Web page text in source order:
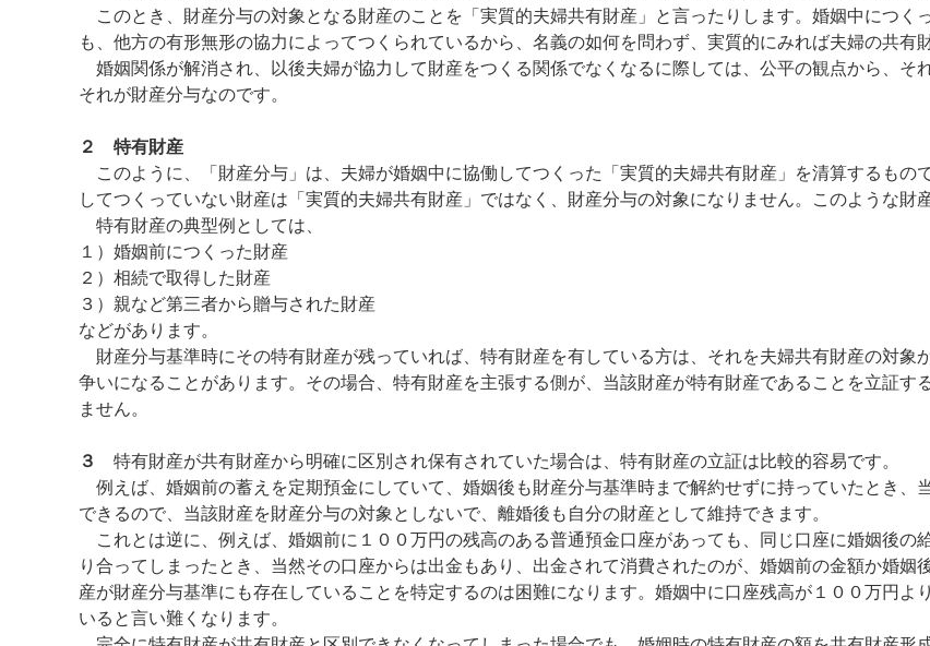
このとき、財産分与の対象となる財産のことを「実質的夫婦共有財産」と言ったりします。婚姻中につく
も、他方の有形無形の協力によってつくられているから、名義の如何を問わず、実質的にみれば夫婦の共有
婚姻関係が解消され、以後夫婦が協力して財産をつくる関係でなくなるに際しては、公平の観点から、そ
それが財産分与なのです。
２ 特有財産
このように、「財産分与」は、夫婦が婚姻中に協働してつくった「実質的夫婦共有財産」を清算するもの
してつくっていない財産は「実質的夫婦共有財産」ではなく、財産分与の対象になりません。このような財
特有財産の典型例としては、
１）婚姻前につくった財産
２）相続で取得した財産
３）親など第三者から贈与された財産
などがあります。
財産分与基準時にその特有財産が残っていれば、特有財産を有している方は、それを夫婦共有財産の対象
争いになることがあります。その場合、特有財産を主張する側が、当該財産が特有財産であることを立証
ません。
３
特有財産が共有財産から明確に区別され保有されていた場合は、特有財産の立証は比較的容易です。
例えば、婚姻前の蓄えを定期預金にしていて、婚姻後も財産分与基準時まで解約せずに持っていたとき、
できるので、当該財産を財産分与の対象としないで、離婚後も自分の財産として維持できます。
これとは逆に、例えば、婚姻前に１００万円の残高のある普通預金口座があっても、同じ口座に婚姻後の
り合ってしまったとき、当然その口座からは出金もあり、出金されて消費されたのが、婚姻前の金額か婚
産が財産分与基準にも存在していることを特定するのは困難になります。婚姻中に口座残高が１００万円
いると言い難くなります。